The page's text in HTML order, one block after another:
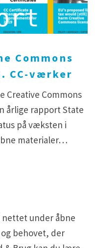
Commons
CC-værker
Creative Commons
årlige rapport State
på væksten i
materialer…
nettet under åbne
behovet, der